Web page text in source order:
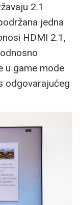
2.1
jedna
HDMI 2.1,
u game mode
odgovarajućeg